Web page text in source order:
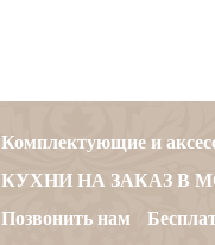
Комплектующие и
КУХНИ НА ЗАКАЗ В
Позвонить нам